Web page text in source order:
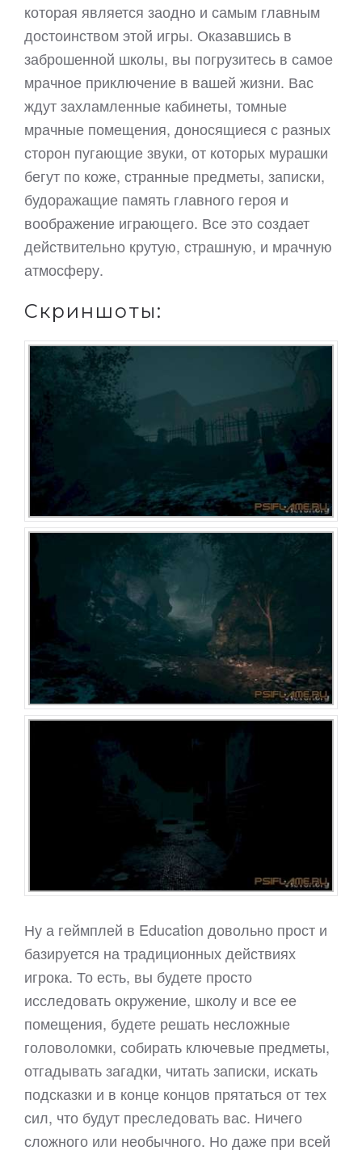
которая является заодно и самым главным
достоинством этой игры. Оказавшись в
заброшенной школы, вы погрузитесь в самое
мрачное приключение в вашей жизни. Вас
ждут захламленные кабинеты, томные
мрачные помещения, доносящиеся с разных
сторон пугающие звуки, от которых мурашки
бегут по коже, странные предметы, записки,
будоражащие память главного героя и
воображение играющего. Все это создает
действительно крутую, страшную, и мрачную
атмосферу.
Скриншоты:
Ну а геймплей в Education довольно прост и
базируется на традиционных действиях
игрока. То есть, вы будете просто
исследовать окружение, школу и все ее
помещения, будете решать несложные
головоломки, собирать ключевые предметы,
отгадывать загадки, читать записки, искать
подсказки и в конце концов прятаться от тех
сил, что будут преследовать вас. Ничего
сложного или необычного. Но даже при всей